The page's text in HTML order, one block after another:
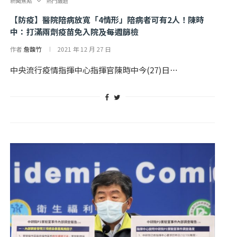
【防疫】醫院陪病放寬「4情形」陪病者可有2人！陳時
中：打滿兩劑疫苗免入院及每週篩檢
作者詹馥竹 2021 年 12 月 27 日
中央流行疫情指揮中心指揮官陳時中今(27)日…